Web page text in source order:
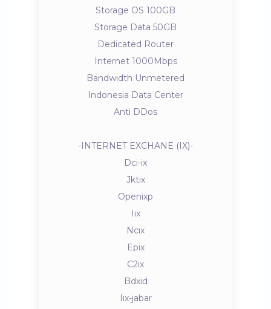
Storage OS 100GB
Storage Data 50GB
Dedicated Router
Internet 1000Mbps
Bandwidth Unmetered
Indonesia Data Center
Anti DDos
-INTERNET EXCHANE (IX)-
Dci-ix
Jktix
Openixp
Iix
Ncix
Epix
C2ix
Bdxid
Iix-jabar